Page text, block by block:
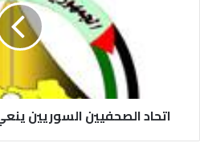
اتحاد الصحفيين السوريين